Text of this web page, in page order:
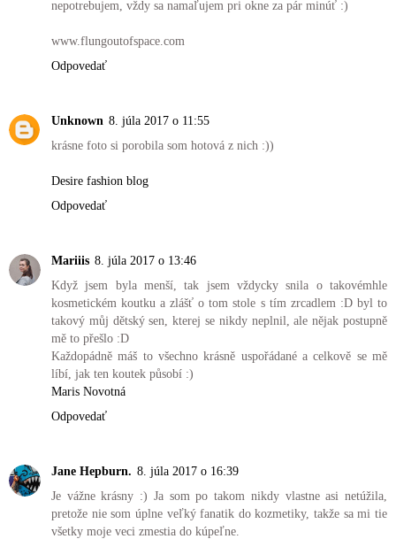
nepotrebujem, vždy sa namaľujem pri okne za pár minúť :)
www.flungoutofspace.com
Odpovedať
Unknown 8. júla 2017 o 11:55
krásne foto si porobila som hotová z nich :))
Desire fashion blog
Odpovedať
Mariiis 8. júla 2017 o 13:46
Když jsem byla menší, tak jsem vždycky snila o takovémhle
kosmetickém koutku a zlášť o tom stole s tím zrcadlem :D byl to
takový můj dětský sen, kterej se nikdy neplnil, ale nějak postupně
mě to přešlo :D
Každopádně máš to všechno krásně uspořádané a celkově se mě
líbí, jak ten koutek působí :)
Maris Novotná
Odpovedať
Jane Hepburn. 8. júla 2017 o 16:39
Je vážne krásny :) Ja som po takom nikdy vlastne asi netúžila,
pretože nie som úplne veľký fanatik do kozmetiky, takže sa mi tie
všetky moje veci zmestia do kúpeľne.